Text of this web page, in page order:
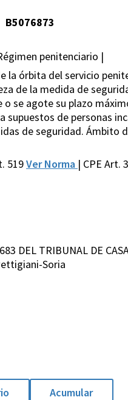
B5076873
penitenciario |
la órbita del servicio
de la medida de
se agote su plazo
supuestos de personas
de seguridad. Ámbito
519Ver Norma | CPE Art.
DEL TRIBUNAL DE
Soria
Acumular